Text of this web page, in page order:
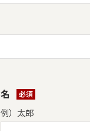
名
例）太郎